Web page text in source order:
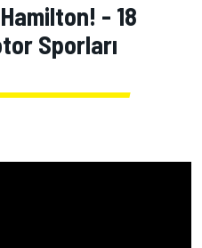
- 18
Sporları